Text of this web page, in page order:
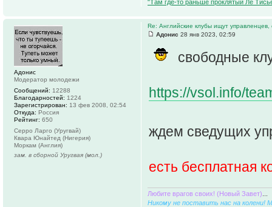
"Там где-то раньше проклятый Ле
Re: Английские клубы ищут управленцев,
Адонис 28 янв 2023, 02:59
свободные
https://vsol.info/
ждем сведущих
есть бесплатная
Любите врагов своих! (Новый Завет)
Никому не поставить нас на колени!
Адонис
Модератор молодежи
Сообщений: 12288
Благодарностей: 1224
Зарегистрирован: 13 фев 2008, 02:54
Откуда: Россия
Рейтинг: 650
Серро Ларго (Уругвай)
Квара Юнайтед (Нигерия)
Моркам (Англия)
зам. в сборной Уругвая (мол.)